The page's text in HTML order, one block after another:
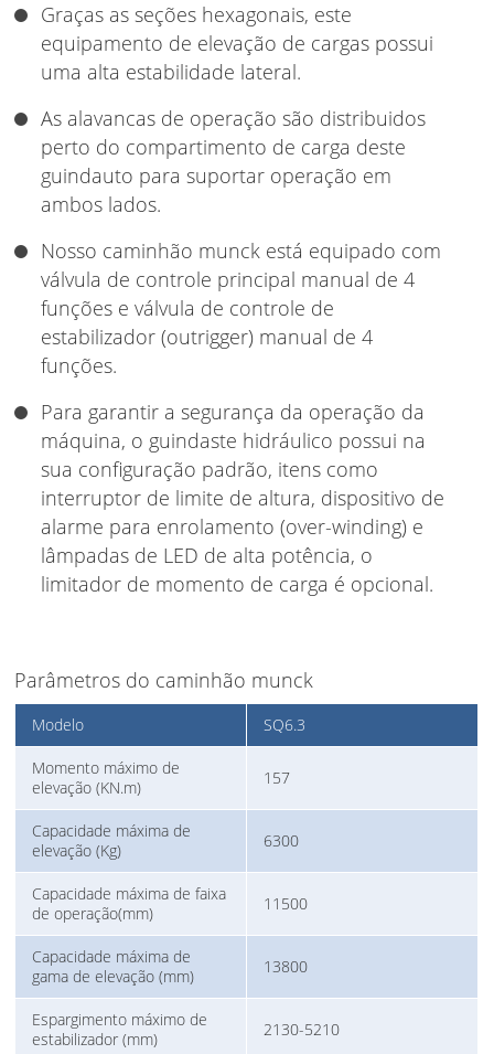
Graças as seções hexagonais, este
equipamento de elevação de cargas possui
uma alta estabilidade lateral.
As alavancas de operação são distribuidos
perto do compartimento de carga deste
guindauto para suportar operação em
ambos lados.
Nosso caminhão munck está equipado com
válvula de controle principal manual de 4
funções e válvula de controle de
estabilizador (outrigger) manual de 4
funções.
Para garantir a segurança da operação da
máquina, o guindaste hidráulico possui na
sua configuração padrão, itens como
interruptor de limite de altura, dispositivo de
alarme para enrolamento (over-winding) e
lâmpadas de LED de alta potência, o
limitador de momento de carga é opcional.
Parâmetros do caminhão munck
Modelo SQ6.3
Momento máximo de
elevação (KN.m)
157
Capacidade máxima de
elevação (Kg)
6300
Capacidade máxima de faixa
de operação(mm)
11500
Capacidade máxima de
gama de elevação (mm)
13800
Espargimento máximo de
estabilizador (mm)
2130-5210